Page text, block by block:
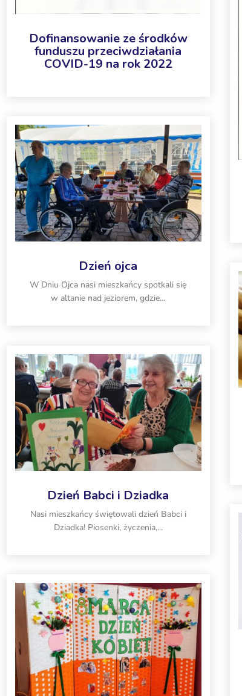
Dofinansowanie ze środków
funduszu przeciwdziałania
COVID-19 na rok 2022
Dzień ojca
W Dniu Ojca nasi mieszkańcy spotkali się
w altanie nad jeziorem, gdzie...
Dzień Babci i Dziadka
Nasi mieszkańcy świętowali dzień Babci i
Dziadka! Piosenki, życzenia,...